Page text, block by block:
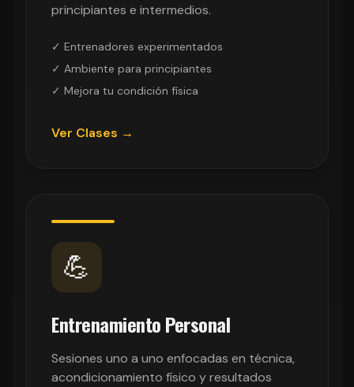
principiantes e intermedios.
✓ Entrenadores experimentados
✓ Ambiente para principiantes
✓ Mejora tu condición física
Ver Clases →
💪
Entrenamiento Personal
Sesiones uno a uno enfocadas en técnica,
acondicionamiento físico y resultados